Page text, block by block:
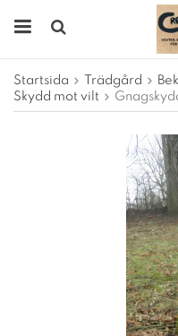
Startsida Trädgård
Skydd mot vilt